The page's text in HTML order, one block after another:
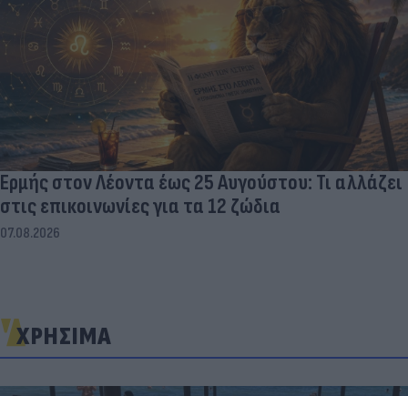
Ερμής στον Λέοντα έως 25 Αυγούστου: Τι αλλάζει
στις επικοινωνίες για τα 12 ζώδια
07.08.2026
ΧΡΗΣΙΜΑ